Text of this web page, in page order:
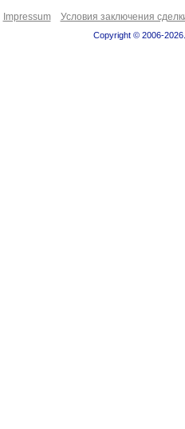
Impressum Условия заключения
Copyright © 2006-